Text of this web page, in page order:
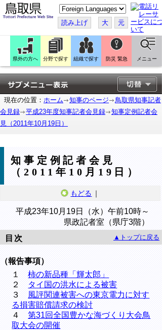
こ
の
ペ
ー
ジ
翻
訳
す
る
読み上げ 大 元
県外の方へ 分野で探す 組織で探す 防災 緊急 メニュー
現在の位置： ホーム 知事のページ
鳥取県知事記者
会見録
平成23年度知事記者会見録
知事定例記者会
見（2011年10月19日）
知事定例記者会見
（2011年10月19日）
もどる ｜
平成23年10月19日（水）午前10時～
県政記者室（県庁3階）
目次
▲トップに戻る
（報告事項）
１柿の新品種「輝太郎」
２ タイ国の洪水による被害
３ 風評関連被害への東京電力に対す
る損害賠償請求の検討
４第31回全国豊かな海づくり大会鳥
取大会の開催